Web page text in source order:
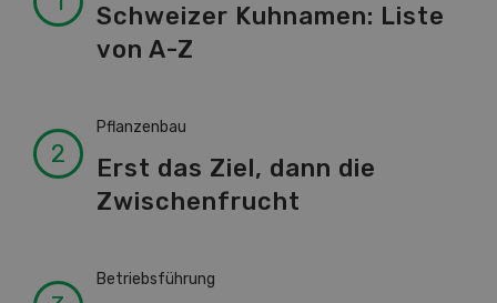
Schweizer Kuhnamen: Liste
von A-Z
Pflanzenbau
Erst das Ziel, dann die
Zwischenfrucht
Betriebsführung